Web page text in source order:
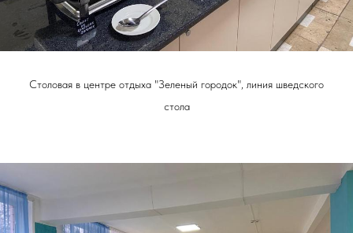
Столовая в центре отдыха "Зеленый городок", линия шведского
стола